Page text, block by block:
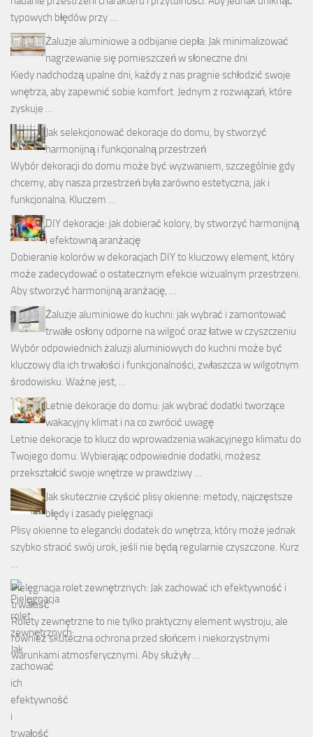
typowych błędów przy …
Żaluzje aluminiowe a odbijanie ciepła: Jak minimalizować
nagrzewanie się pomieszczeń w słoneczne dni
Kiedy nadchodzą upalne dni, każdy z nas pragnie schłodzić swoje
wnętrza, aby zapewnić sobie komfort. Jednym z rozwiązań, które
zyskuje …
Jak selekcjonować dekoracje do domu, by stworzyć
harmonijną i funkcjonalną przestrzeń
Wybór dekoracji do domu może być wyzwaniem, szczególnie gdy
chcemy, aby nasza przestrzeń była zarówno estetyczna, jak i
funkcjonalna. Kluczem …
DIY dekoracje: jak dobierać kolory, by stworzyć harmonijną
i efektowną aranżację
Dobieranie kolorów w dekoracjach DIY to kluczowy element, który
może zadecydować o ostatecznym efekcie wizualnym przestrzeni.
Aby stworzyć harmonijną aranżację, …
Żaluzje aluminiowe do kuchni: jak wybrać i zamontować
trwałe osłony odporne na wilgoć oraz łatwe w czyszczeniu
Wybór odpowiednich żaluzji aluminiowych do kuchni może być
kluczowy dla ich trwałości i funkcjonalności, zwłaszcza w wilgotnym
środowisku. Ważne jest, …
Letnie dekoracje do domu: jak wybrać dodatki tworzące
wakacyjny klimat i na co zwrócić uwagę
Letnie dekoracje to klucz do wprowadzenia wakacyjnego klimatu do
Twojego domu. Wybierając odpowiednie dodatki, możesz
przekształcić swoje wnętrze w prawdziwy …
Jak skutecznie czyścić plisy okienne: metody, najczęstsze
błędy i zasady pielęgnacji
Plisy okienne to elegancki dodatek do wnętrza, który może jednak
szybko stracić swój urok, jeśli nie będą regularnie czyszczone. Kurz
…
Pielęgnacja rolet zewnętrznych: Jak zachować ich efektywność i
trwałość
Rolety zewnętrzne to nie tylko praktyczny element wystroju, ale
również skuteczna ochrona przed słońcem i niekorzystnymi
warunkami atmosferycznymi. Aby służyły …